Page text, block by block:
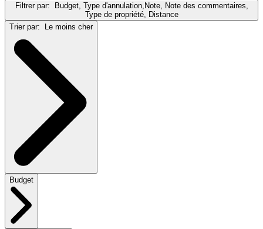
Filtrer par: Budget, Type d'annulation,Note, Note des commentaires,
Type de propriété, Distance
Trier par: Le moins cher
Budget